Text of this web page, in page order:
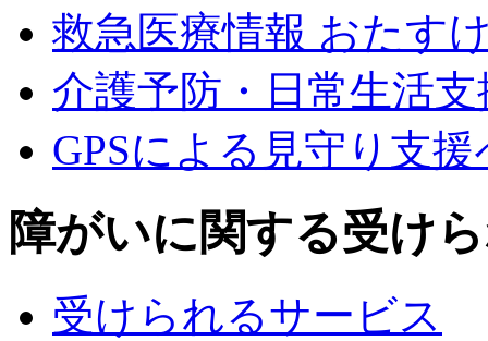
救急医療情報 おたす
介護予防・日常生活
GPSによる見守り支
障がいに関する受け
受けられるサービス